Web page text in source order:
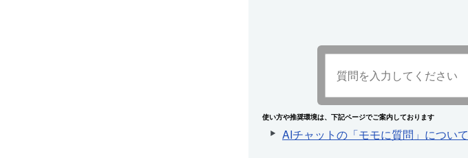
使い方や推奨環境は、下記ページでご案内しております
AIチャットの「モモに質問」について